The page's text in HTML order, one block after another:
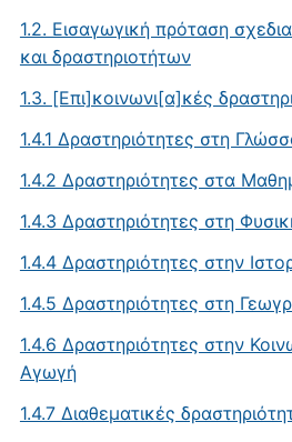
1.2. Εισαγωγική πρόταση
και δραστηριοτήτων
1.3. [Επι]κοινωνι[α]κές
1.4.1 Δραστηριότητες στη
1.4.2 Δραστηριότητες στα
1.4.3 Δραστηριότητες στη
1.4.4 Δραστηριότητες στην
1.4.5 Δραστηριότητες στη
1.4.6 Δραστηριότητες στην
Αγωγή
1.4.7 Διαθεματικές